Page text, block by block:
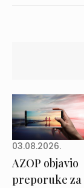
03.08.2026.
AZOP objavio
preporuke za